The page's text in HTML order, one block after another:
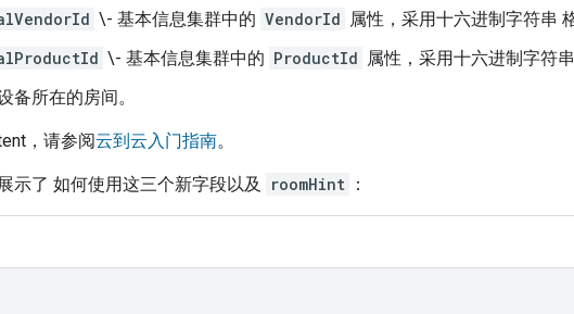
\- 基本信息集群中的 VendorId 属性，采用十六进制字符串
\- 基本信息集群中的 ProductId 属性，采用十六进制字符串
备所在的房间。
，请参阅云到云入门指南。
示了 如何使用这三个新字段以及 roomHint ：